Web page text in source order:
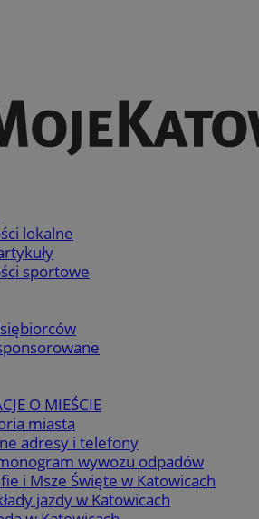
lokalne
sportowe
O MIEŚCIE
miasta
adresy i telefony
wywozu odpadów
i Msze Święte w Katowicach
jazdy w Katowicach